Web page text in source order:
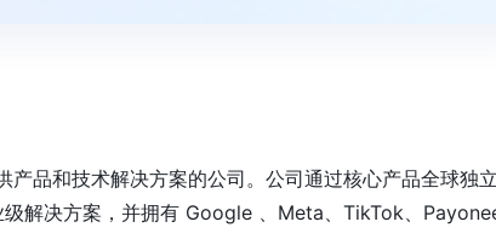
品和技术解决方案的公司。公司通过核心产品全球独
解决方案，并拥有 Google 、Meta、TikTok、